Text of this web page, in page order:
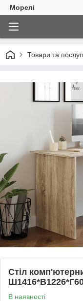
Морелі
Товари та
Стіл
В наявності